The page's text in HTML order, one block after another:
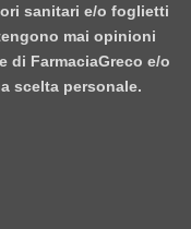
sanitari e/o foglietti
mai opinioni
di FarmaciaGreco e/o
scelta personale.